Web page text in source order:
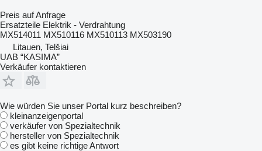
Preis auf Anfrage
Ersatzteile Elektrik - Verdrahtung
MX514011 MX510116 MX510113 MX503190
Litauen, Telšiai
UAB “KASIMA”
Verkäufer kontaktieren
Wie würden Sie unser Portal kurz beschreiben?
kleinanzeigenportal
verkäufer von Spezialtechnik
hersteller von Spezialtechnik
es gibt keine richtige Antwort